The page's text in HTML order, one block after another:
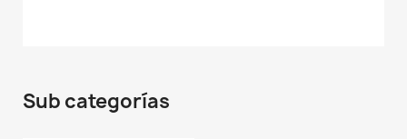
Sub categorías